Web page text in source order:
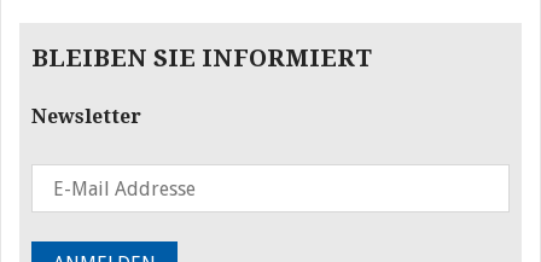
BLEIBEN SIE INFORMIERT
Newsletter